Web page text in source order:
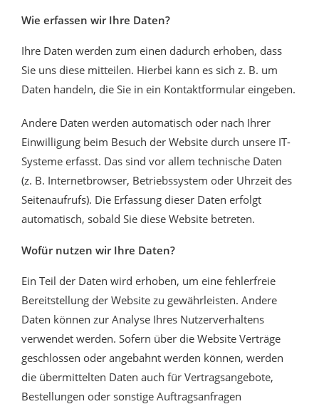
Wie erfassen wir Ihre Daten?
Ihre Daten werden zum einen dadurch erhoben, dass
Sie uns diese mitteilen. Hierbei kann es sich z. B. um
Daten handeln, die Sie in ein Kontaktformular eingeben.
Andere Daten werden automatisch oder nach Ihrer
Einwilligung beim Besuch der Website durch unsere IT-
Systeme erfasst. Das sind vor allem technische Daten
(z. B. Internetbrowser, Betriebssystem oder Uhrzeit des
Seitenaufrufs). Die Erfassung dieser Daten erfolgt
automatisch, sobald Sie diese Website betreten.
Wofür nutzen wir Ihre Daten?
Ein Teil der Daten wird erhoben, um eine fehlerfreie
Bereitstellung der Website zu gewährleisten. Andere
Daten können zur Analyse Ihres Nutzerverhaltens
verwendet werden. Sofern über die Website Verträge
geschlossen oder angebahnt werden können, werden
die übermittelten Daten auch für Vertragsangebote,
Bestellungen oder sonstige Auftragsanfragen